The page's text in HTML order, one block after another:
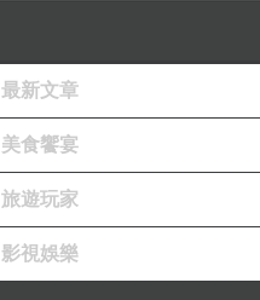
最新文章
美食饗宴
旅遊玩家
影視娛樂